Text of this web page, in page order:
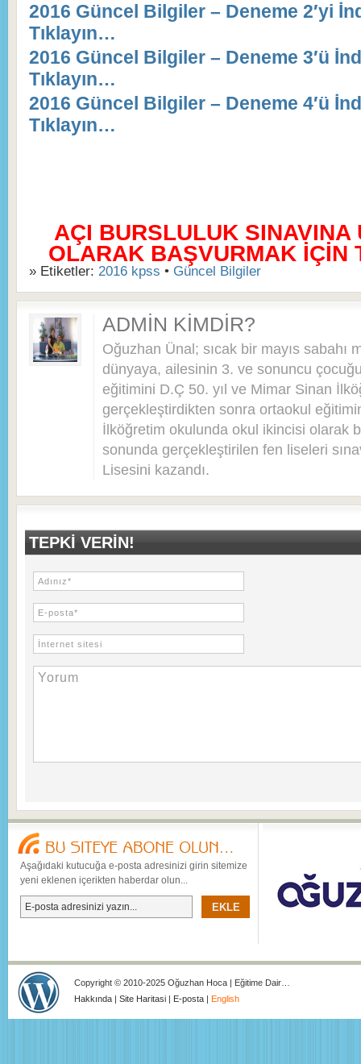
2016 Güncel Bilgiler – Deneme 2′yi
Tıklayın…
2016 Güncel Bilgiler – Deneme 3′ü
Tıklayın…
2016 Güncel Bilgiler – Deneme 4′ü
Tıklayın…
AÇI BURSLULUK SINAVINA
OLARAK BAŞVURMAK İÇİN
» Etiketler: 2016 kpss • Güncel Bilgiler
ADMIN KIMDIR?
Oğuzhan Ünal; sıcak bir mayıs sabahı
dünyaya, ailesinin 3. ve sonuncu
eğitimini D.Ç 50. yıl ve Mimar Sinan
gerçekleştirdikten sonra ortaokul
İlköğretim okulunda okul ikincisi olarak
sonunda gerçekleştirilen fen liseleri
Lisesini kazandı.
TEPKI VERIN!
Aşağıdaki kutucuğa e-posta adresinizi girin sitemize
yeni eklenen içerikten haberdar olun...
Copyright © 2010-2025 Oğuzhan Hoca | Eğitime Dair…
Hakkında | Site Haritasi | E-posta | English